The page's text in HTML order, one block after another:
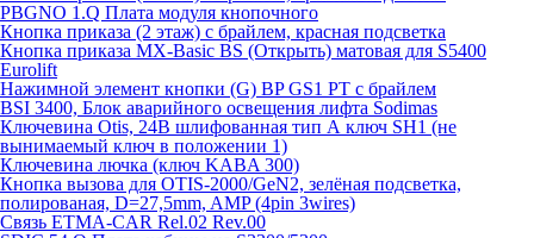
PBGNO 1.Q Плата модуля кнопочного
Кнопка приказа (2 этаж) с брайлем, красная подсветка
Кнопка приказа MX-Basic BS (Открыть) матовая для S5400
Eurolift
Нажимной элемент кнопки (G) BP GS1 PT с брайлем
BSI 3400, Блок аварийного освещения лифта Sodimas
Ключевина Otis, 24В шлифованная тип А ключ SH1 (не
вынимаемый ключ в положении 1)
Ключевина лючка (ключ KABA 300)
Кнопка вызова для OTIS-2000/GeN2, зелёная подсветка,
полированая, D=27,5mm, AMP (4pin 3wires)
Связь ETMA-CAR Rel.02 Rev.00